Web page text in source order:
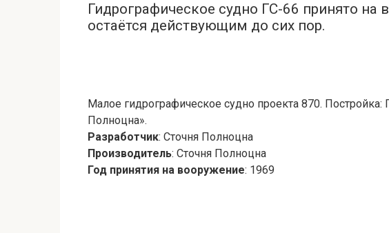
Гидрографическое судно ГС-66 принято на
остаётся действующим до сих пор.
Малое гидрографическое судно проекта 870. Постройка:
Полноцна».
Разработчик: Сточня Полноцна
Производитель: Сточня Полноцна
Год принятия на вооружение: 1969